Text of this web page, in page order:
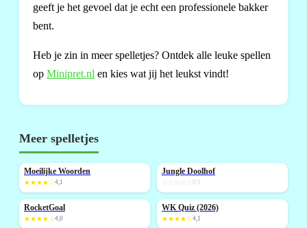
geeft je het gevoel dat je echt een professionele bakker
bent.
Heb je zin in meer spelletjes? Ontdek alle leuke spellen
op Minipret.nl en kies wat jij het leukst vindt!
Meer spelletjes
Moeilijke Woorden
★★★★☆4,1
NIEUW
Jungle Doolhof
0,0
NIEUW
RocketGoal
★★★★☆4,0
NIEUW
WK Quiz (2026)
★★★★☆4,1